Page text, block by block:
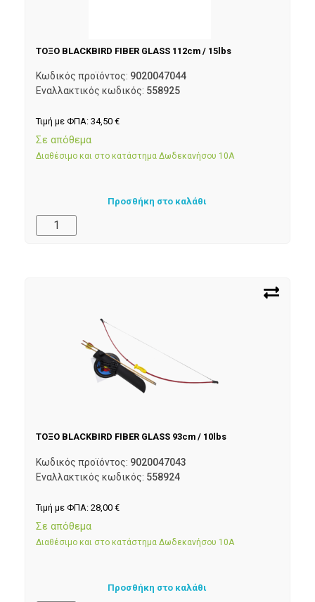
ΤΟΞΟ BLACKBIRD FIBER GLASS 112cm / 15lbs
Κωδικός προϊόντος: 9020047044
Εναλλακτικός κωδικός: 558925
Τιμή με ΦΠΑ: 34,50 €
Σε απόθεμα
Διαθέσιμο και στο κατάστημα Δωδεκανήσου 10Α
Προσθήκη στο καλάθι
ΤΟΞΟ BLACKBIRD FIBER GLASS 93cm / 10lbs
Κωδικός προϊόντος: 9020047043
Εναλλακτικός κωδικός: 558924
Τιμή με ΦΠΑ: 28,00 €
Σε απόθεμα
Διαθέσιμο και στο κατάστημα Δωδεκανήσου 10Α
Προσθήκη στο καλάθι